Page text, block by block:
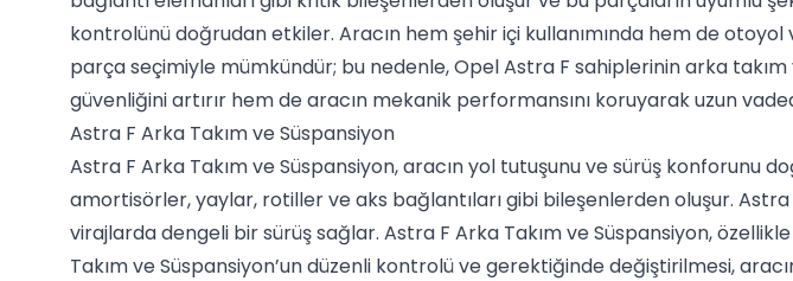
kontrolünü doğrudan etkiler. Aracın hem şehir içi kullanımında hem de
parça seçimiyle mümkündür; bu nedenle, Opel Astra F sahiplerinin arka
güvenliğini artırır hem de aracın mekanik performansını koruyarak uzun
Astra F Arka Takım ve Süspansiyon
Astra F Arka Takım ve Süspansiyon, aracın yol tutuşunu ve sürüş konforunu
amortisörler, yaylar, rotiller ve aks bağlantıları gibi bileşenlerden oluşur.
virajlarda dengeli bir sürüş sağlar. Astra F Arka Takım ve Süspansiyon,
Takım ve Süspansiyon’un düzenli kontrolü ve gerektiğinde değiştirilmesi,